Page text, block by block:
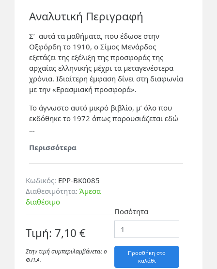
Αναλυτική Περιγραφή
Σ’ αυτά τα μαθήματα, που έδωσε στην
Οξφόρδη το 1910, ο Σίμος Μενάρδος
εξετάζει της εξέλιξη της προσφοράς της
αρχαίας ελληνικής μέχρι τα μεταγενέστερα
χρόνια. Ιδιαίτερη έμφαση δίνει στη διαφωνία
με την «Ερασμιακή προσφορά».
Το άγνωστο αυτό μικρό βιβλίο, μ’ όλο που
εκδόθηκε το 1972 όπως παρουσιάζεται εδώ
...
Περισσότερα
Κωδικός: EPP-BK0085
Διαθεσιμότητα: Άμεσα
διαθέσιμο
Τιμή: 7,10 €
Στην τιμή συμπεριλαμβάνεται ο
Φ.Π.A.
Ποσότητα
Προσθήκη στο
καλάθι